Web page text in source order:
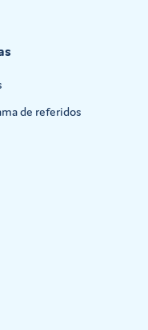
de referidos